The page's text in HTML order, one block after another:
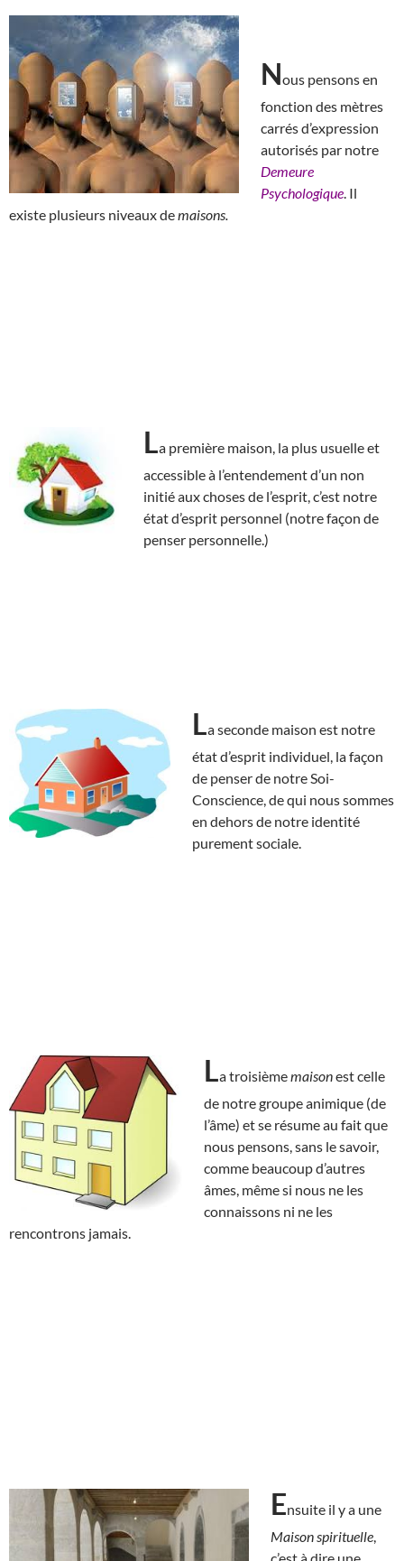
Nous pensons en
fonction des mètres
carrés d’expression
autorisés par notre
Demeure
Psychologique . Il
existe plusieurs niveaux demaisons.
La première maison, la plus usuelle et
accessible à l’entendement d’un non
initié aux choses de l’esprit, c’est notre
état d’esprit personnel (notre façon de
penser personnelle.)
La seconde maison est notre
état d’esprit individuel, la façon
de penser de notre Soi-
Conscience, de qui nous sommes
en dehors de notre identité
purement sociale.
La troisièmemaisonest celle
de notre groupe animique (de
l’âme) et se résume au fait que
nous pensons, sans le savoir,
comme beaucoup d’autres
âmes, même si nous ne les
connaissons ni ne les
rencontrons jamais.
Ensuite il y a une
Maison spirituelle
c’est à dire une